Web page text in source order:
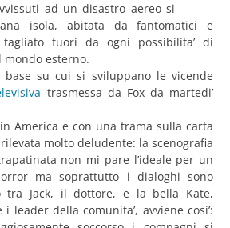
ad un disastro aereo si
isola, abitata da fantomatici e
fuori da ogni possibilita’ di
mondo esterno.
su cui si sviluppano le vicende
trasmessa da Fox da martedi’
America e con una trama sulla carta
rilevata molto deludente: la scenografia
non mi pare l’ideale per un
ma soprattutto i dialoghi sono
tra Jack, il dottore, e la bella Kate,
leader della comunita’, avviene cosi’: